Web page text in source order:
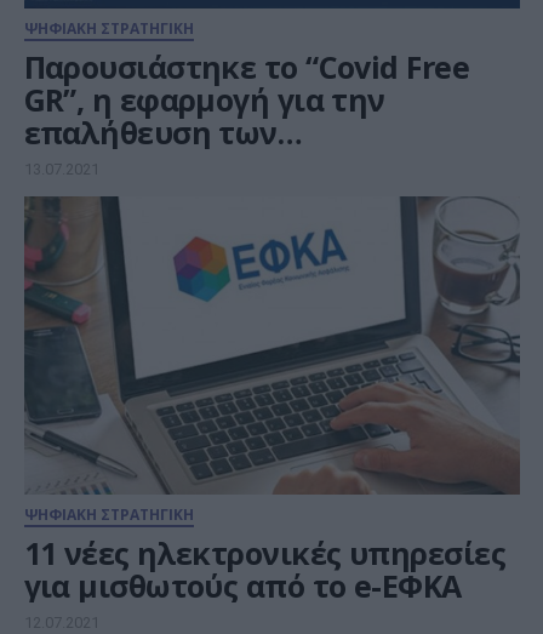
ΨΗΦΙΑΚΗ ΣΤΡΑΤΗΓΙΚΗ
Παρουσιάστηκε το “Covid Free
GR”, η εφαρμογή για την
επαλήθευση των
πιστοποιητικών εμβολιασμού
13.07.2021
ΨΗΦΙΑΚΗ ΣΤΡΑΤΗΓΙΚΗ
11 νέες ηλεκτρονικές υπηρεσίες
για μισθωτούς από το e-ΕΦΚΑ
12.07.2021